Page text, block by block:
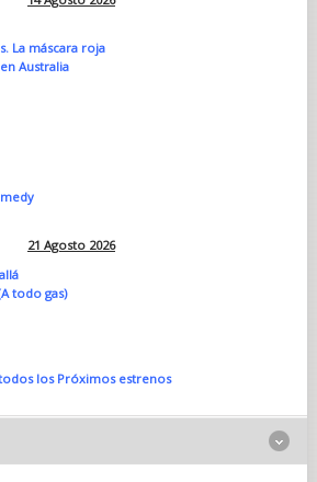
La máscara roja
Australia
21 Agosto 2026
todo gas)
los Próximos estrenos